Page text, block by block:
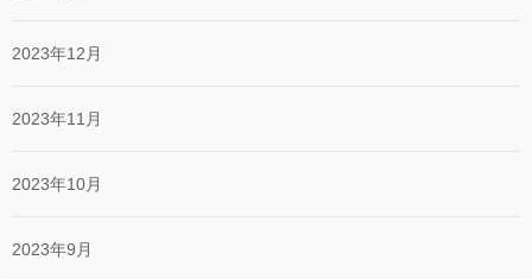
2023年12月
2023年11月
2023年10月
2023年9月